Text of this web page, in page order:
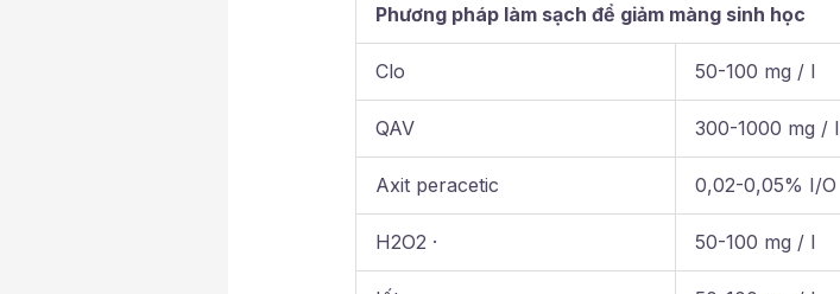
Phương pháp làm sạch để giảm màng sinh học
Clo 50-100 mg / l
QAV 300-1000 mg / l
Axit peracetic 0,02-0,05% I/O
H2O2 · 50-100 mg / l